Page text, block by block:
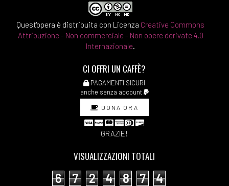
Quest'opera è distribuita con Licenza Creative Commons
Attribuzione - Non commerciale - Non opere derivate 4.0
Internazionale.
CI OFFRI UN CAFFÈ?
PAGAMENTI SICURI
anche senza account
DONA ORA
GRAZIE!
VISUALIZZAZIONI TOTALI
6 7 2 4 8 7 4